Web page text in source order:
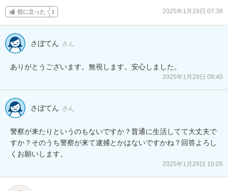
役に立った 1 2025年1月29日 07:38
さぼてん さん
ありがとうございます。無視します。安心しました。
2025年1月29日 09:40
さぼてん さん
警察が来たりというのもないですか？普通に生活してて大丈夫で
すか？そのうち警察が来て逮捕とかはないですかね？回答よろし
くお願いします。
2025年1月29日 10:05